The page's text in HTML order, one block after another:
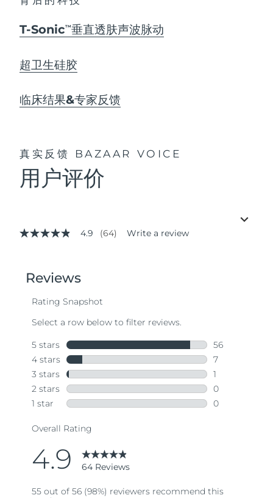
T-SonicTM 垂直透肤声波脉动
超卫生硅胶
临床结果&专家反馈
真实反馈 BAZAAR VOICE
用户评价
4.9
stars,
average
value.
Same
page
link.
4.9 (64) Write a review